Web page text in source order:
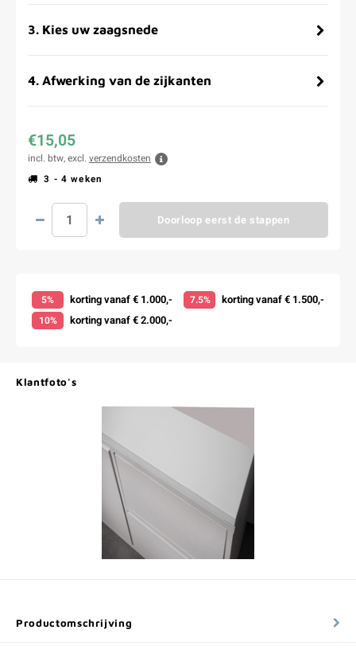
3. Kies uw zaagsnede
4. Afwerking van de zijkanten
€15,05
incl. btw, excl. verzendkosten
3 - 4 weken
Doorloop eerst de stappen
5% korting vanaf € 1.000,- 7.5% korting vanaf € 1.500,-
10% korting vanaf € 2.000,-
Klantfoto's
Productomschrijving